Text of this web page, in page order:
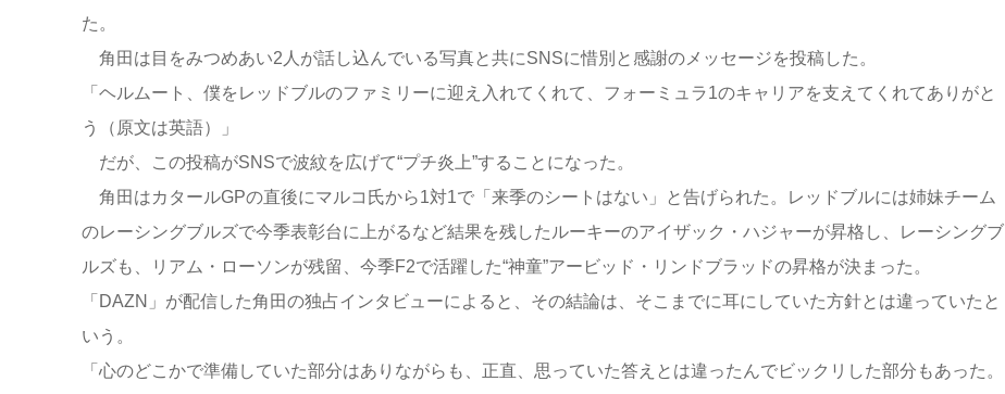
た。
角田は目をみつめあい2人が話し込んでいる写真と共にSNSに惜別と感謝のメッセージを投稿した。
「ヘルムート、僕をレッドブルのファミリーに迎え入れてくれて、フォーミュラ1のキャリアを支えてくれてありがと
う（原文は英語）」
だが、この投稿がSNSで波紋を広げて“プチ炎上”することになった。
角田はカタールGPの直後にマルコ氏から1対1で「来季のシートはない」と告げられた。レッドブルには姉妹チーム
のレーシングブルズで今季表彰台に上がるなど結果を残したルーキーのアイザック・ハジャーが昇格し、レーシングブ
ルズも、リアム・ローソンが残留、今季F2で活躍した“神童”アービッド・リンドブラッドの昇格が決まった。
「DAZN」が配信した角田の独占インタビューによると、その結論は、そこまでに耳にしていた方針とは違っていたと
いう。
「心のどこかで準備していた部分はありながらも、正直、思っていた答えとは違ったんでビックリした部分もあった。